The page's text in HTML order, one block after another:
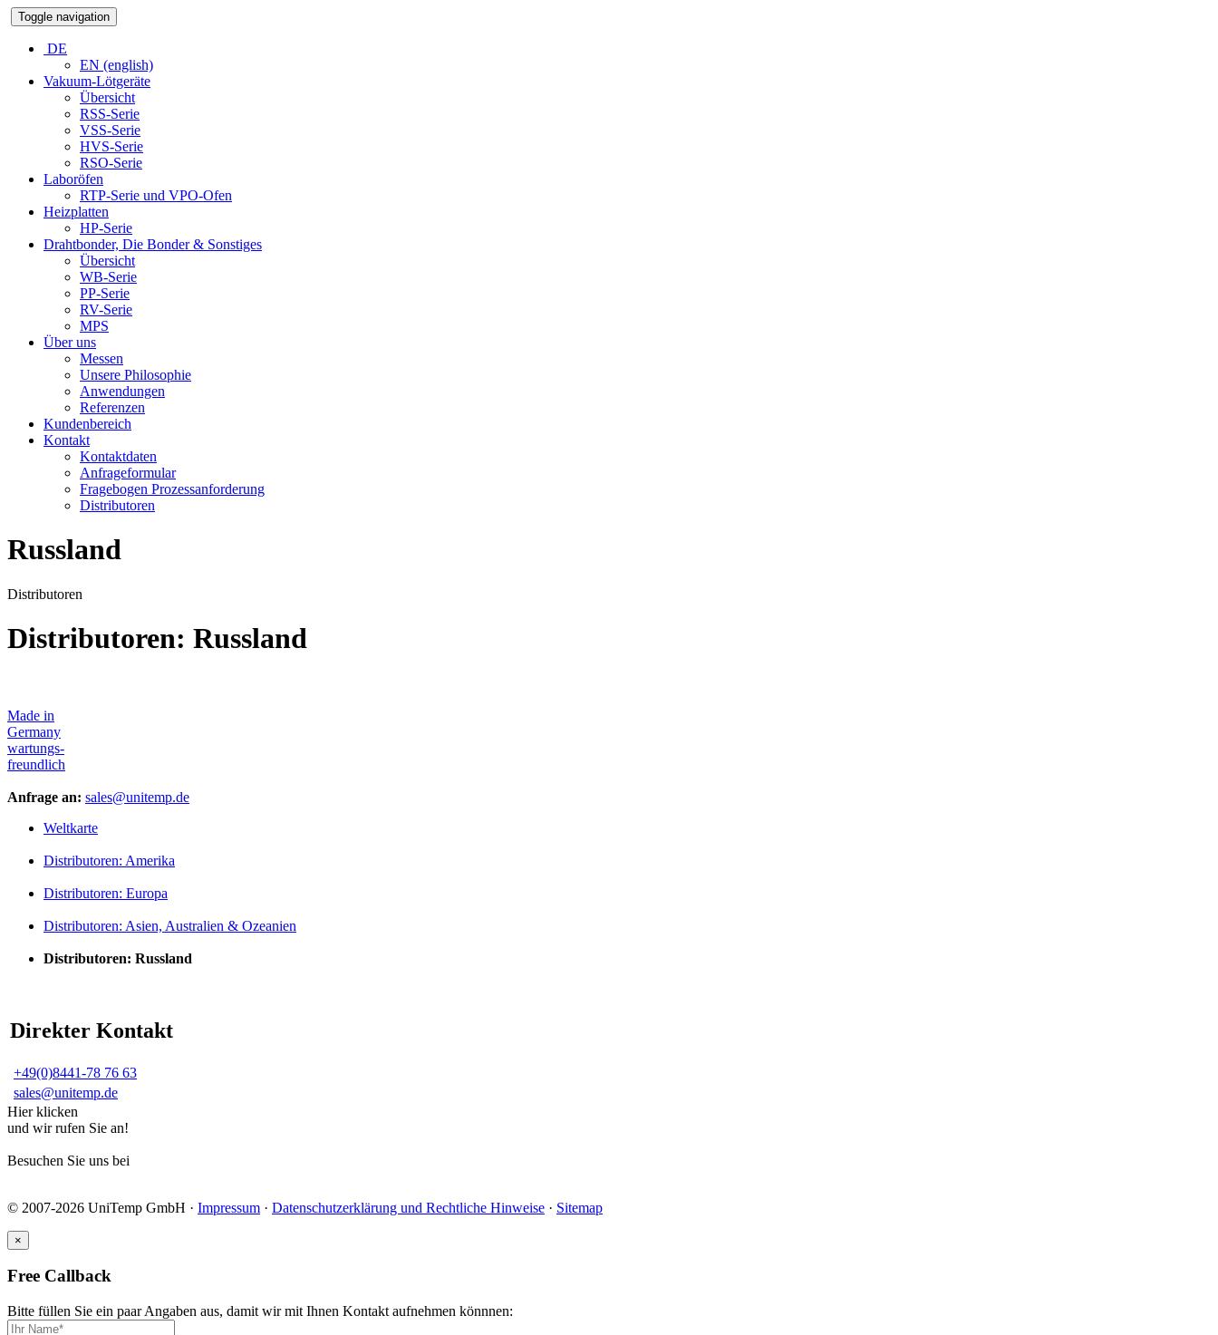
Toggle navigation
DE
EN (english)
Vakuum-Lötgeräte
Übersicht
RSS-Serie
VSS-Serie
HVS-Serie
RSO-Serie
Laboröfen
RTP-Serie und VPO-Ofen
Heizplatten
HP-Serie
Drahtbonder, Die Bonder & Sonstiges
Übersicht
WB-Serie
PP-Serie
RV-Serie
MPS
Über uns
Messen
Unsere Philosophie
Anwendungen
Referenzen
Kundenbereich
Kontakt
Kontaktdaten
Anfrageformular
Fragebogen Prozessanforderung
Distributoren
Russland
Distributoren
Distributoren: Russland
Made in
Germany
wartungs-
freundlich
Anfrage an: sales@unitemp.de
Weltkarte
Distributoren: Amerika
Distributoren: Europa
Distributoren: Asien, Australien & Ozeanien
Distributoren: Russland
Direkter Kontakt
+49(0)8441-78 76 63
sales@unitemp.de
Hier klicken
und wir rufen Sie an!
Besuchen Sie uns bei
© 2007-2026 UniTemp GmbH · Impressum · Datenschutzerklärung und Rechtliche Hinweise · Sitemap
×
Free Callback
Bitte füllen Sie ein paar Angaben aus, damit wir mit Ihnen Kontakt aufnehmen könnnen: